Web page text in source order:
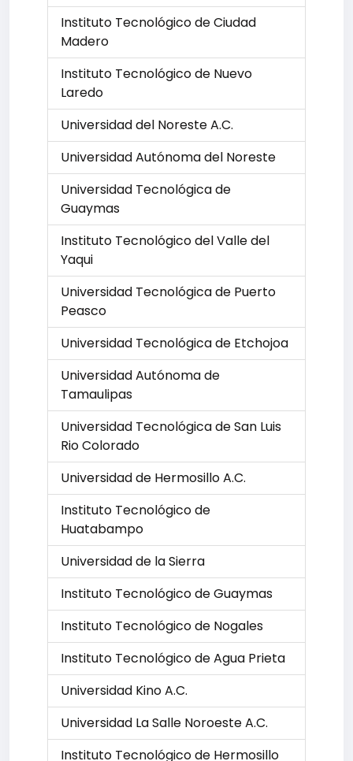
Instituto Tecnológico de Ciudad
Madero
Instituto Tecnológico de Nuevo
Laredo
Universidad del Noreste A.C.
Universidad Autónoma del Noreste
Universidad Tecnológica de
Guaymas
Instituto Tecnológico del Valle del
Yaqui
Universidad Tecnológica de Puerto
Peasco
Universidad Tecnológica de Etchojoa
Universidad Autónoma de
Tamaulipas
Universidad Tecnológica de San Luis
Rio Colorado
Universidad de Hermosillo A.C.
Instituto Tecnológico de
Huatabampo
Universidad de la Sierra
Instituto Tecnológico de Guaymas
Instituto Tecnológico de Nogales
Instituto Tecnológico de Agua Prieta
Universidad Kino A.C.
Universidad La Salle Noroeste A.C.
Instituto Tecnológico de Hermosillo